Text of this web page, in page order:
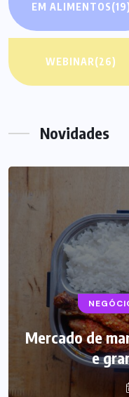
EM ALIMENTOS(19)
WEBINAR(26)
Novidades
Mercado de
e
Caffeine